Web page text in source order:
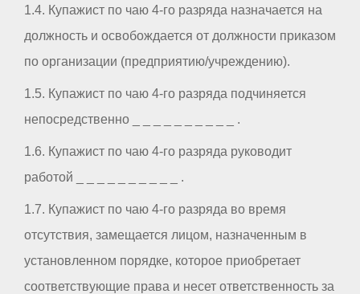
1.4. Купажист по чаю 4-го разряда назначается на
должность и освобождается от должности приказом
по организации (предприятию/учреждению).
1.5. Купажист по чаю 4-го разряда подчиняется
непосредственно _ _ _ _ _ _ _ _ _ _ .
1.6. Купажист по чаю 4-го разряда руководит
работой _ _ _ _ _ _ _ _ _ _ .
1.7. Купажист по чаю 4-го разряда во время
отсутствия, замещается лицом, назначенным в
установленном порядке, которое приобретает
соответствующие права и несет ответственность за